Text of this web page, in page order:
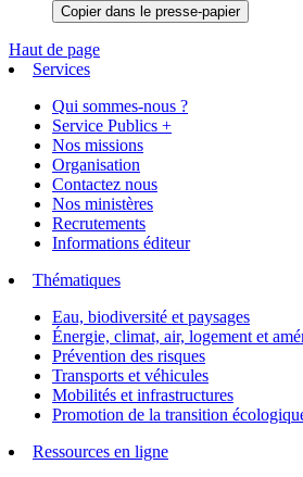
Copier dans le presse-papier
Haut de page
Services
Qui sommes-nous ?
Service Publics +
Nos missions
Organisation
Contactez nous
Nos ministères
Recrutements
Informations éditeur
Thématiques
Eau, biodiversité et paysages
Énergie, climat, air, logement et
Prévention des risques
Transports et véhicules
Mobilités et infrastructures
Promotion de la transition
Ressources en ligne